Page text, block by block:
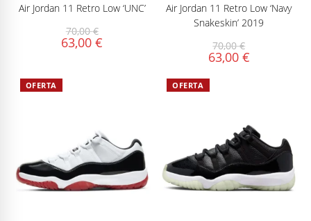
Air Jordan 11 Retro Low ‘UNC’
70,00€
63,00€
Air Jordan 11 Retro Low ‘Navy
Snakeskin’ 2019
70,00€
63,00 €
OFERTA OFERTA